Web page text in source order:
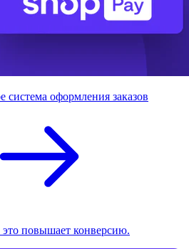
система оформления заказов
это повышает конверсию.